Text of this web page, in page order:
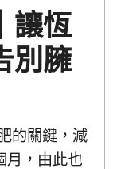
讓恆
別臃
的關鍵，減
月，由此也